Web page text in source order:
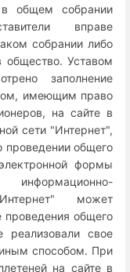
общем собрании
вправе
собрании либо
общество. Уставом
заполнение
имеющим право
на сайте в
сети "Интернет",
проведении общего
формы
может
проведения общего
реализовали свое
способом. При
на сайте в